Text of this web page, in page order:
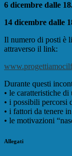
6 dicembre dalle
14 dicembre dalle
Il numero di posti è
attraverso il link:
Durante questi
• le caratteristiche di
• i possibili percorsi
• i fattori da tenere
• le motivazioni
Allegati